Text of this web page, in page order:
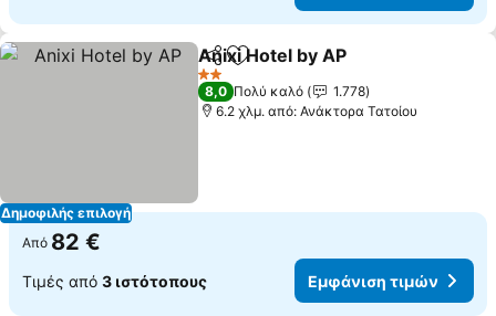
Δημοφιλής επιλογή
Κοινοποίηση
Προσθήκη στα αγαπημένα
Anixi Hotel by AP
2 Αστέρια
8,0 Πολύ καλό
1.778
6.2 χλμ. από: Ανάκτορα Τατοίου
Από 82 €
Τιμές από 3 ιστότοπους Εμφάνιση τιμών